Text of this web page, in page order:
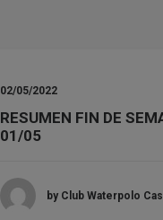
02/05/2022
RESUMEN FIN DE
01/05
by Club Waterpolo